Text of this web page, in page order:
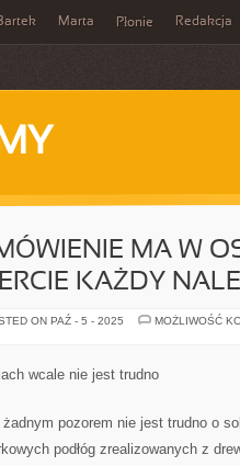
Marta Płonie Redakcja
MA W
KAŻDY
ON PAŹ - 5 - 2025
MOŻLIWOŚĆ
wcale nie jest trudno
pozorem nie jest trudno o
podłóg zrealizowanych z